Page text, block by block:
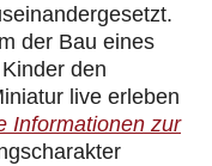
der Bau eines
den
live erleben
Informationen zur